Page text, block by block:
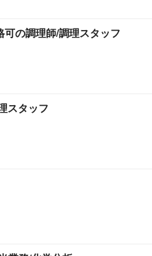
の調理師/調理スタッフ
スタッフ